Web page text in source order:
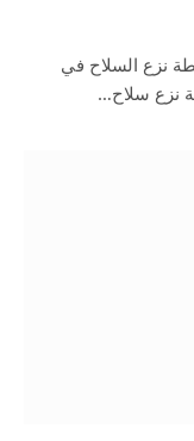
نزع السلاح في
نزع سلاح…